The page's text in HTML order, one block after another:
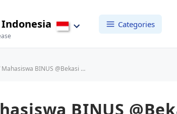
Indonesia Categories
/ Mahasiswa BINUS @Bekasi Bangun Global Mindset melalui Study Abroad di Korea Selatan
BINUS